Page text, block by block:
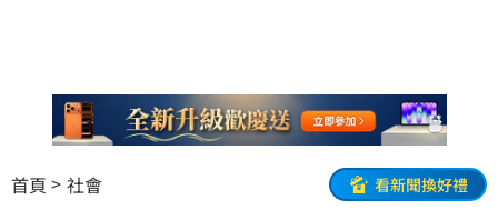
首頁 社會 看新聞換好禮